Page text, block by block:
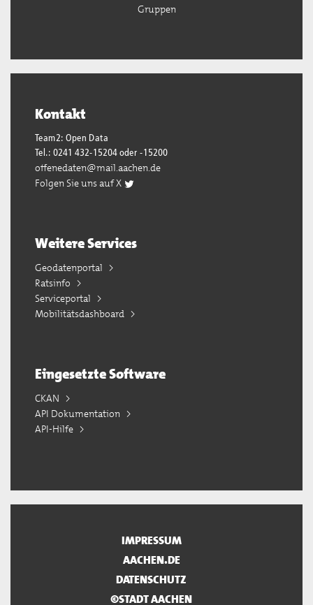
Gruppen
Kontakt
Team2: Open Data
Tel.: 0241 432-15204 oder -15200
offenedaten@mail.aachen.de
Folgen Sie uns auf X
Weitere Services
Geodatenportal
Ratsinfo
Serviceportal
Mobilitätsdashboard
Eingesetzte Software
CKAN
API Dokumentation
API-Hilfe
IMPRESSUM
AACHEN.DE
DATENSCHUTZ
©STADT AACHEN